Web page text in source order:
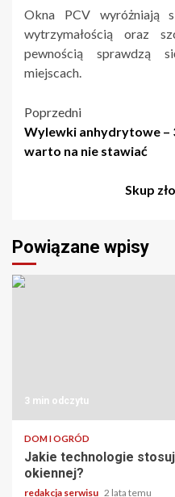
Okna PCV wyróżniają
wytrzymałością oraz
pewnością sprawdzą
miejscach.
Nawigacja
wpisu
Poprzedni
Wylewki anhydrytowe –
warto na nie stawiać
Skup
Powiązane wpisy
3 min odczytu
DOM I OGRÓD
Jakie technologie
okiennej?
redakcja serwisu 2 lata temu